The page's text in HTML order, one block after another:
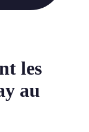
les
au